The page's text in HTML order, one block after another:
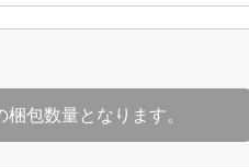
包数量となります。